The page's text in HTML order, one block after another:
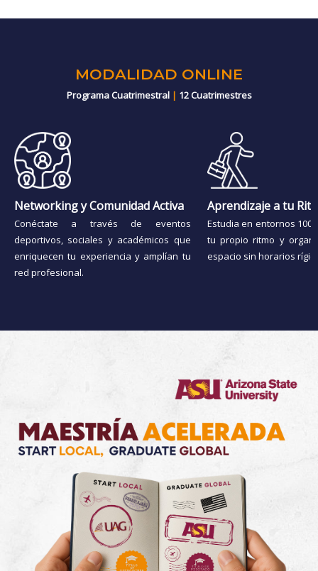
MODALIDAD ONLINE
Programa Cuatrimestral | 12 Cuatrimestres
Networking y Comunidad Activa
Conéctate a través de eventos
deportivos, sociales y académicos que
enriquecen tu experiencia y amplían tu
red profesional.
Aprendizaje a tu
Estudia en entornos
tu propio ritmo y
espacio sin horarios